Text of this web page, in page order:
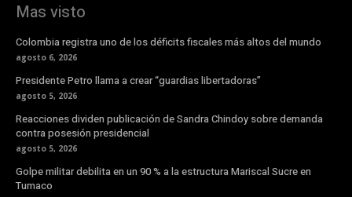
Mas visto
Colombia registra uno de los déficits fiscales más altos del mundo
agosto 6, 2026
Presidente Petro llama a crear “guardias libertadoras”
agosto 5, 2026
Reacciones dividen publicación de Sandra Chindoy sobre demanda
contra posesión presidencial
agosto 5, 2026
Golpe militar debilita en un 90 % a la estructura Mariscal Sucre en
Tumaco